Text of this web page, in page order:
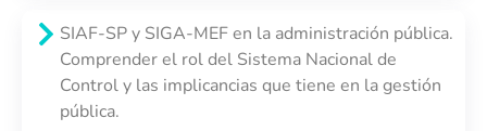
SIAF-SP y SIGA-MEF en la administración pública.
Comprender el rol del Sistema Nacional de
Control y las implicancias que tiene en la gestión
pública.